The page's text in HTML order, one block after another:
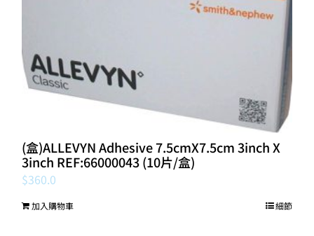
(盒)ALLEVYN Adhesive 7.5cmX7.5cm 3inch X
3inch REF:66000043 (10片/盒)
$360.0
加入購物車 細節